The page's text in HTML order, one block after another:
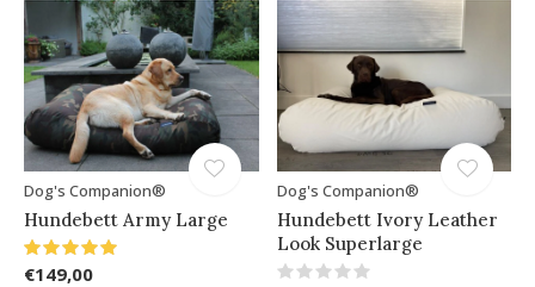
Dog's Companion®
Hundebett Army Large
€149,00
Dog's Companion®
Hundebett Ivory Leather
Look Superlarge